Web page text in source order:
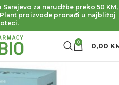
za narudžbe preko 50 KM,
proizvode pronađi u najbližoj
0 0,00